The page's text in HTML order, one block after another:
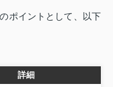
ポイントとして、以下
詳細